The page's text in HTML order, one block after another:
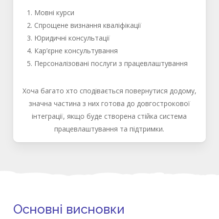
Мовні курси
Спрощене визнання кваліфікації
Юридичні консультації
Кар’єрне консультування
Персоналізовані послуги з працевлаштування
Хоча багато хто сподівається повернутися додому,
значна частина з них готова до довгострокової
інтеграції, якщо буде створена стійка система
працевлаштування та підтримки.
Основні висновки